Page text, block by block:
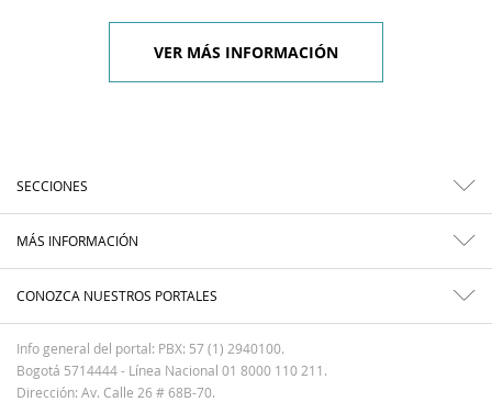
VER MÁS INFORMACIÓN
SECCIONES
MÁS INFORMACIÓN
CONOZCA NUESTROS PORTALES
Info general del portal: PBX: 57 (1) 2940100.
Bogotá 5714444 - Línea Nacional 01 8000 110 211.
Dirección: Av. Calle 26 # 68B-70.